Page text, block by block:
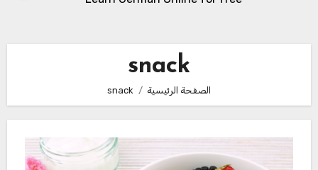
snack
الصفحة الرئيسية snack